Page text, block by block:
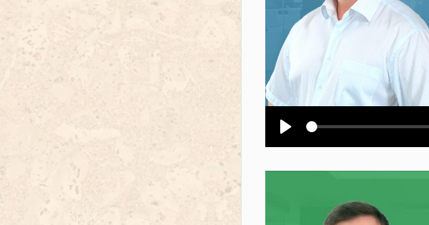
Воспроизвести